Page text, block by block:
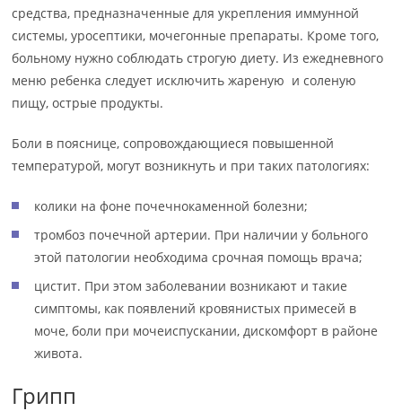
средства, предназначенные для укрепления иммунной
системы, уросептики, мочегонные препараты. Кроме того,
больному нужно соблюдать строгую диету. Из ежедневного
меню ребенка следует исключить жареную и соленую
пищу, острые продукты.
Боли в пояснице, сопровождающиеся повышенной
температурой, могут возникнуть и при таких патологиях:
колики на фоне почечнокаменной болезни;
тромбоз почечной артерии. При наличии у больного
этой патологии необходима срочная помощь врача;
цистит. При этом заболевании возникают и такие
симптомы, как появлений кровянистых примесей в
моче, боли при мочеиспускании, дискомфорт в районе
живота.
Грипп